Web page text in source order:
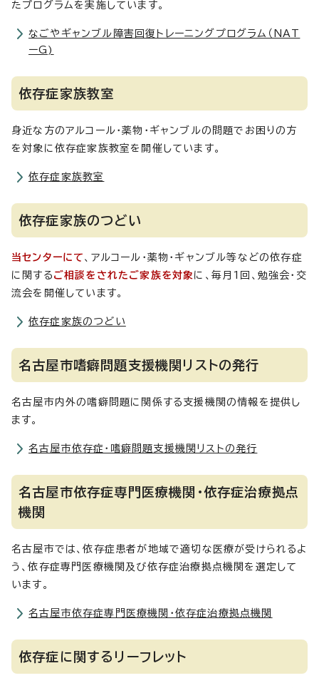
たプログラムを実施しています。
なごやギャンブル障害回復トレーニングプログラム（NAT
ーG)
依存症家族教室
身近な方のアルコール・薬物・ギャンブルの問題でお困りの方
を対象に依存症家族教室を開催しています。
依存症家族教室
依存症家族のつどい
当センターにて 、アルコール・薬物・ギャンブル等などの依存症
に関する ご相談をされたご家族を対象 に、毎月1回、勉強会・交
流会を開催しています。
依存症家族のつどい
名古屋市嗜癖問題支援機関リストの発行
名古屋市内外の嗜癖問題に関係する支援機関の情報を提供し
ます。
名古屋市依存症・嗜癖問題支援機関リストの発行
名古屋市依存症専門医療機関・依存症治療拠点
機関
名古屋市では、依存症患者が地域で適切な医療が受けられるよ
う、依存症専門医療機関及び依存症治療拠点機関を選定して
います。
名古屋市依存症専門医療機関・依存症治療拠点機関
依存症に関するリーフレット